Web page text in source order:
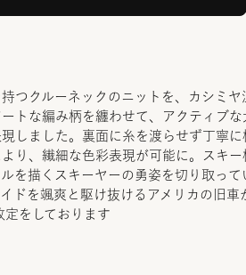
つクルーネックのニットを、カシミ
トな編み柄を纏わせて、アクティブな
しました。裏面に糸を渡らせず丁寧に
り、繊細な色彩表現が可能に。スキ
を描くスキーヤーの勇姿を切り取って
ドを颯爽と駆け抜けるアメリカの旧車
をしております